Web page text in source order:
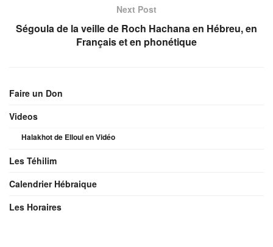
Next Post
Ségoula de la veille de Roch Hachana en Hébreu, en
Français et en phonétique
Faire un Don
Videos
Halakhot de Elloul en Vidéo
Les Téhilim
Calendrier Hébraique
Les Horaires